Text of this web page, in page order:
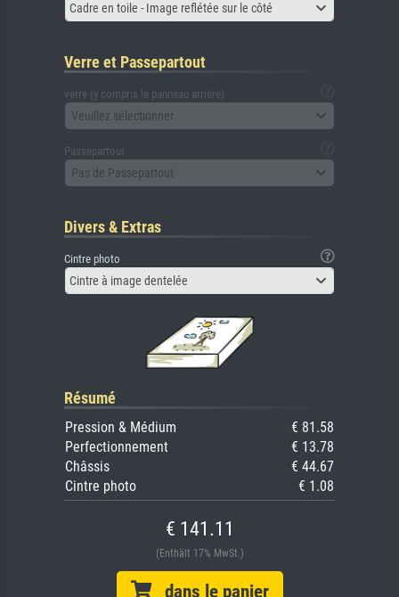
Cadre en toile - Image reflétée sur le côté
Verre et Passepartout
verre (y compris le panneau arrière)
Veuillez sélectionner
Passepartout
Pas de Passepartout
Divers & Extras
Cintre photo
Cintre à image dentelée
Résumé
Pression & Médium
€ 81.58
Perfectionnement
€ 13.78
Châssis
€ 44.67
Cintre photo
€ 1.08
€ 141.11
(Enthält 17% MwSt.)
dans le panier